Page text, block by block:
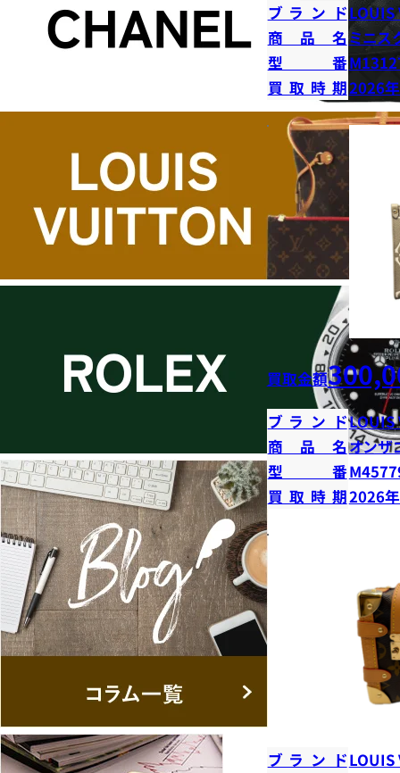
ブランドLOUIS
商品名ミニス
型番
買取時期2026
買取金額
ブランドLOUIS
商品名オンザ
型番
買取時期2026
ブランドLOUIS